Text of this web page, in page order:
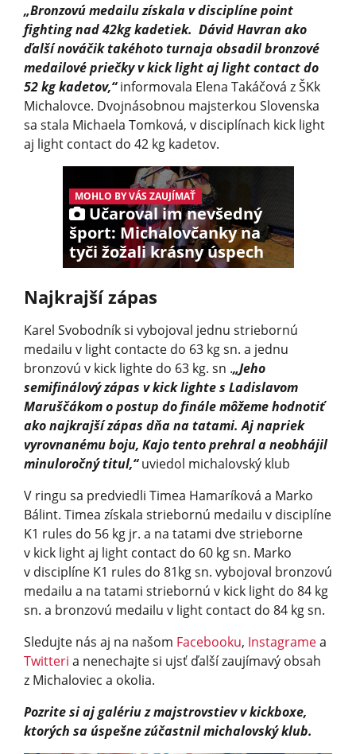
„Bronzovú medailu získala v disciplíne point
fighting nad 42kg kadetiek. Dávid Havran ako
ďalší nováčik takéhoto turnaja obsadil bronzové
medailové priečky v kick light aj light contact do
52 kg kadetov,“informovala Elena Takáčová z ŠKk
Michalovce. Dvojnásobnou majsterkou Slovenska
sa stala Michaela Tomková, v disciplínach kick light
aj light contact do 42 kg kadetov.
MOHLO BY VÁS ZAUJÍMAŤ
Učaroval im nevšedný
šport: Michalovčanky na
tyči žožali krásny úspech
Najkrajší zápas
Karel Svobodník si vybojoval jednu striebornú
medailu v light contacte do 63 kg sn. a jednu
bronzovú v kick lighte do 63 kg. sn .„Jeho
semifinálový zápas v kick lighte s Ladislavom
Maruščákom o postup do finále môžeme hodnotiť
ako najkrajší zápas dňa na tatami. Aj napriek
vyrovnanému boju, Kajo tento prehral a neobhájil
minuloročný titul,“uviedol michalovský klub
V ringu sa predviedli Timea Hamaríková a Marko
Bálint. Timea získala striebornú medailu v disciplíne
K1 rules do 56 kg jr. a na tatami dve strieborne
v kick light aj light contact do 60 kg sn. Marko
v disciplíne K1 rules do 81kg sn. vybojoval bronzovú
medailu a na tatami striebornú v kick light do 84 kg
sn. a bronzovú medailu v light contact do 84 kg sn.
Sledujte nás aj na našom Facebooku, Instagramea
Twitteri a nenechajte si ujsť ďalší zaujímavý obsah
z Michaloviec a okolia.
Pozrite si aj galériu z majstrovstiev v kickboxe,
ktorých sa úspešne zúčastnil michalovský klub.